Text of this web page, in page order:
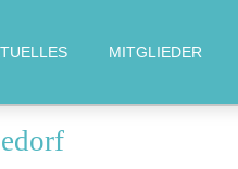
MITGLIEDER